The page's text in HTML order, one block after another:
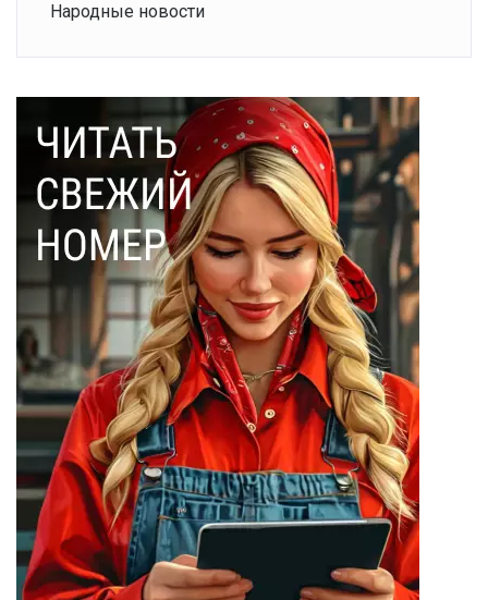
Народные новости